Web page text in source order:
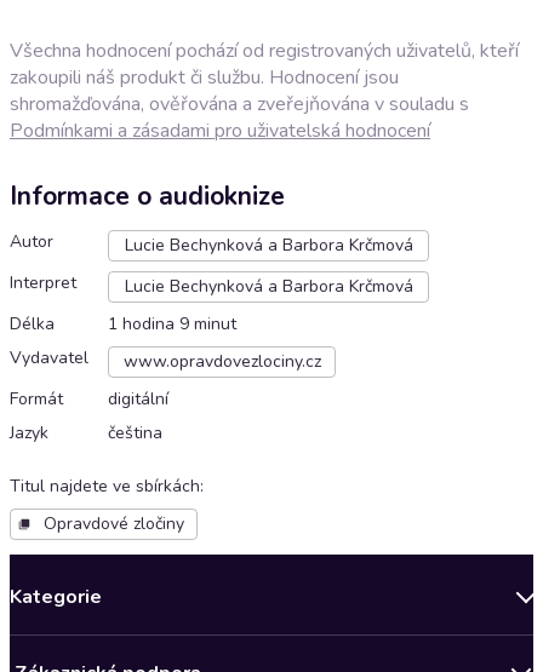
Všechna hodnocení pochází od registrovaných uživatelů, kteří
zakoupili náš produkt či službu. Hodnocení jsou
shromažďována, ověřována a zveřejňována v souladu s
Podmínkami a zásadami pro uživatelská hodnocení
Informace o audioknize
Autor
Lucie Bechynková a Barbora Krčmová
Interpret
Lucie Bechynková a Barbora Krčmová
Délka
1 hodina 9 minut
Vydavatel
www.opravdovezlociny.cz
Formát
digitální
Jazyk
čeština
Titul najdete ve sbírkách:
Opravdové zločiny
Kategorie